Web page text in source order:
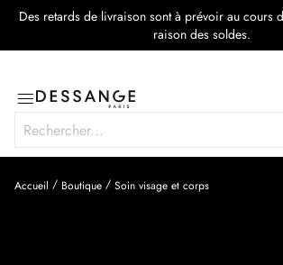
Des retards de livraison sont à prévoir au cours
raison des soldes.
Basculer
navigation
Rechercher
Accueil Boutique Soin visage et corps